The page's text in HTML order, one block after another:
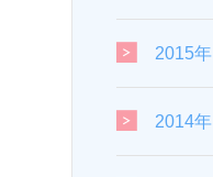
2015年
2014年